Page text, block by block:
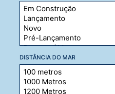
DISTÂNCIA DO MAR